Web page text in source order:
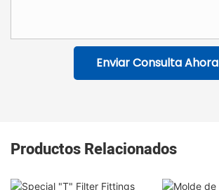
Enviar Consulta Ahora
Productos Relacionados